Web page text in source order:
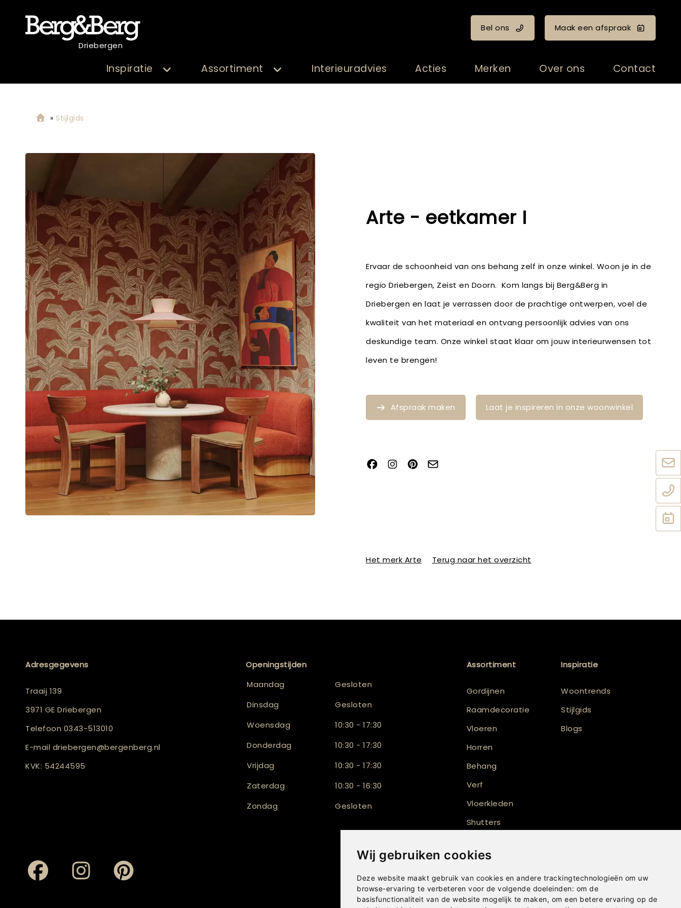
Wij gebruiken cookies
Deze website maakt gebruik van cookies en andere trackingtechnologieën om uw
browse-ervaring te verbeteren voor de volgende doeleinden: om de
basisfunctionaliteit van de website mogelijk te maken, om een betere ervaring op de
Driebergen
Bel ons Maak een afspraak
Inspiratie Assortiment Interieuradvies Acties Merken Over ons Contact
» Stijlgids
Arte - eetkamer I
Ervaar de schoonheid van ons behang zelf in onze winkel. Woon je in de
regio Driebergen, Zeist en Doorn. Kom langs bij Berg&Berg in
Driebergen en laat je verrassen door de prachtige ontwerpen, voel de
kwaliteit van het materiaal en ontvang persoonlijk advies van ons
deskundige team. Onze winkel staat klaar om jouw interieurwensen tot
leven te brengen!
Afspraak maken Laat je inspireren in onze woonwinkel
Het merk Arte Terug naar het overzicht
Adresgegevens
Traaij 139
3971 GE Driebergen
Telefoon 0343-513010
E-mail driebergen@bergenberg.nl
KVK: 54244595
Openingstijden
Maandag
Gesloten
Dinsdag
Gesloten
Woensdag
10:30 - 17:30
Donderdag
10:30 - 17:30
Vrijdag
10:30 - 17:30
Zaterdag
10:30 - 16:30
Zondag
Gesloten
Assortiment
Gordijnen
Raamdecoratie
Vloeren
Horren
Behang
Verf
Vloerkleden
Shutters
Inspiratie
Woontrends
Stijlgids
Blogs